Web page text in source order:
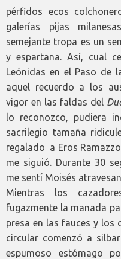
pérfidos ecos
galerías pijas
semejante tropa es un
y espartana. Así, cual
Leónidas en el Paso de
aquel recuerdo a los
vigor en las faldas del
lo reconozco, pudiera
sacrilegio tamaña
regalado a Eros
me siguió. Durante 30
me sentí Moisés
Mientras los
fugazmente la manada
presa en las fauces y los
circular comenzó a
espumoso estómago